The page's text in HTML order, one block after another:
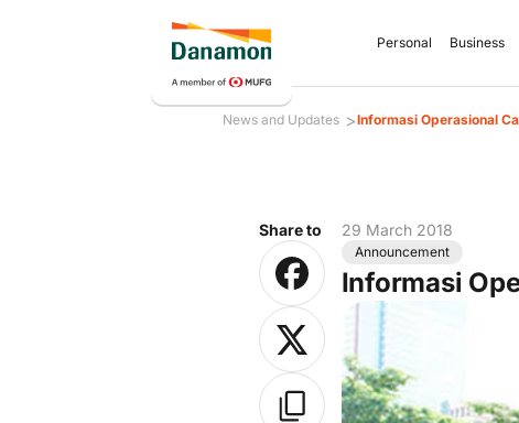
Personal Business
News and Updates >Informasi Operasional
Share to 29 March 2018
Announcement
Informasi